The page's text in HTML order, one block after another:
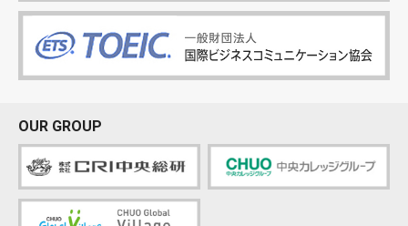
OUR GROUP